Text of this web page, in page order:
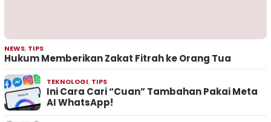
NEWS, TIPS
Hukum Memberikan Zakat Fitrah ke Orang Tua
TEKNOLOGI, TIPS
Ini Cara Cari “Cuan” Tambahan Pakai Meta
AI WhatsApp!